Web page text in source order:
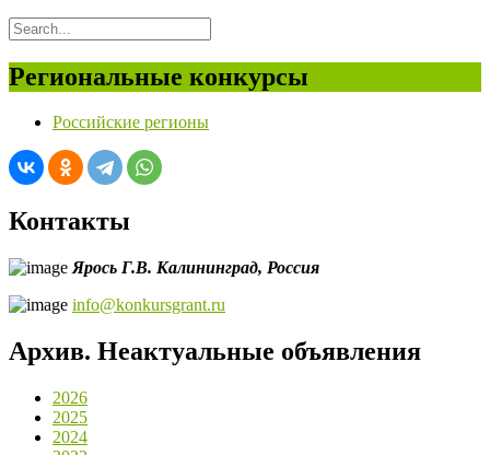
Региональные конкурсы
Российские регионы
Контакты
Ярось Г.В. Калининград, Россия
info@konkursgrant.ru
Архив. Неактуальные объявления
2026
2025
2024